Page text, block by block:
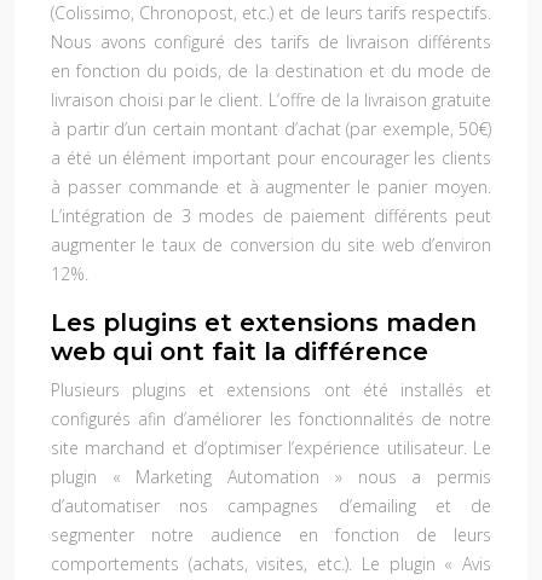
(Colissimo, Chronopost, etc.) et de leurs tarifs respectifs.
Nous avons configuré des tarifs de livraison différents
en fonction du poids, de la destination et du mode de
livraison choisi par le client. L’offre de la livraison gratuite
à partir d’un certain montant d’achat (par exemple, 50€)
a été un élément important pour encourager les clients
à passer commande et à augmenter le panier moyen.
L’intégration de 3 modes de paiement différents peut
augmenter le taux de conversion du site web d’environ
12%.
Les plugins et extensions maden
web qui ont fait la différence
Plusieurs plugins et extensions ont été installés et
configurés afin d’améliorer les fonctionnalités de notre
site marchand et d’optimiser l’expérience utilisateur. Le
plugin « Marketing Automation » nous a permis
d’automatiser nos campagnes d’emailing et de
segmenter notre audience en fonction de leurs
comportements (achats, visites, etc.). Le plugin « Avis